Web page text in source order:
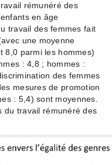
rémunéré des
en âge
travail des femmes fait
une moyenne
8,0 parmi les hommes)
: 4,8 ; hommes :
des femmes
mesures de promotion
: 5,4) sont moyennes.
du travail rémunéré des